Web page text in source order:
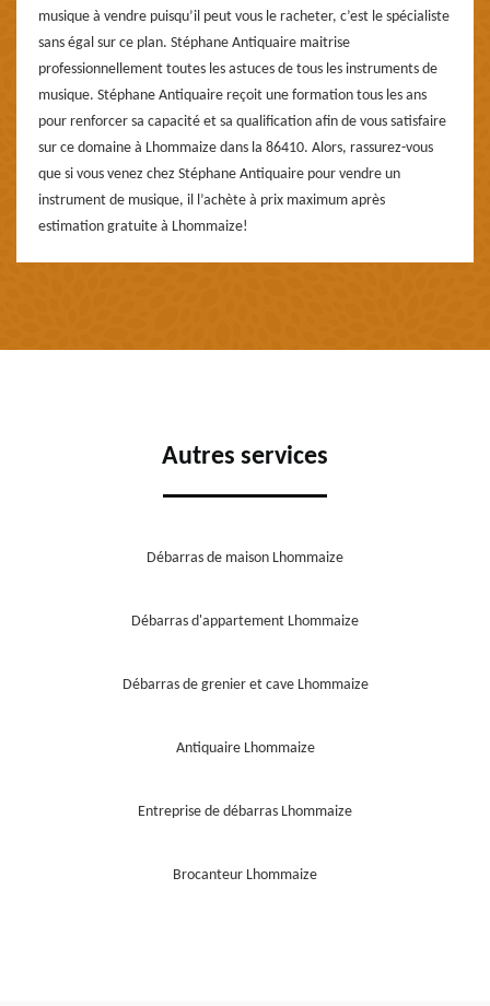
musique à vendre puisqu’il peut vous le racheter, c’est le spécialiste
sans égal sur ce plan. Stéphane Antiquaire maitrise
professionnellement toutes les astuces de tous les instruments de
musique. Stéphane Antiquaire reçoit une formation tous les ans
pour renforcer sa capacité et sa qualification afin de vous satisfaire
sur ce domaine à Lhommaize dans la 86410. Alors, rassurez-vous
que si vous venez chez Stéphane Antiquaire pour vendre un
instrument de musique, il l’achète à prix maximum après
estimation gratuite à Lhommaize!
Autres services
Débarras de maison Lhommaize
Débarras d'appartement Lhommaize
Débarras de grenier et cave Lhommaize
Antiquaire Lhommaize
Entreprise de débarras Lhommaize
Brocanteur Lhommaize